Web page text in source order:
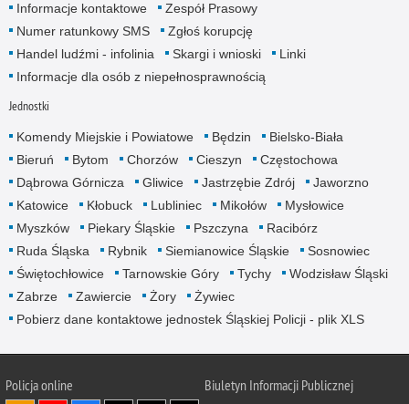
Informacje kontaktowe
Zespół Prasowy
Numer ratunkowy SMS
Zgłoś korupcję
Handel ludźmi - infolinia
Skargi i wnioski
Linki
Informacje dla osób z niepełnosprawnością
Jednostki
Komendy Miejskie i Powiatowe Będzin
Bielsko-Biała
Bieruń
Bytom Chorzów Cieszyn
Częstochowa
Dąbrowa Górnicza
Gliwice Jastrzębie Zdrój
Jaworzno
Katowice
Kłobuck Lubliniec Mikołów
Mysłowice
Myszków
Piekary Śląskie Pszczyna
Racibórz
Ruda Śląska
Rybnik Siemianowice Śląskie
Sosnowiec
Świętochłowice
Tarnowskie Góry Tychy
Wodzisław Śląski
Zabrze
Zawiercie Żory
Żywiec
Pobierz dane kontaktowe jednostek Śląskiej Policji - plik XLS
Policja online Biuletyn Informacji Publicznej